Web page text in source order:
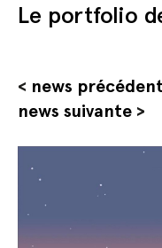
Le portfolio
< news
news suivante >